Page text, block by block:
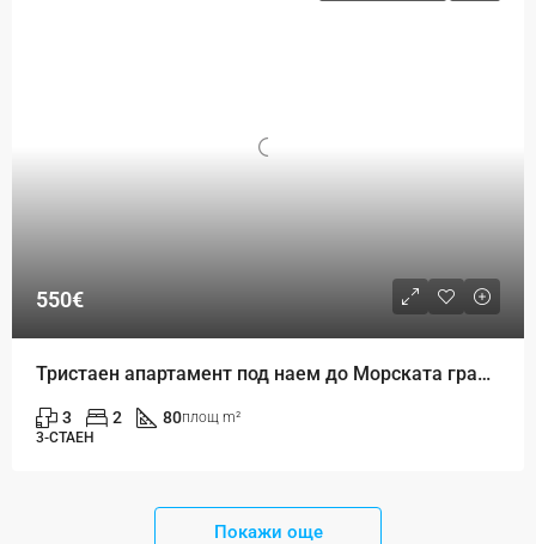
550€
Тристаен апартамент под наем до Морската градина – район Спортна зала, гр. Варна
3 2 80площ m²
3-СТАЕН
Покажи още